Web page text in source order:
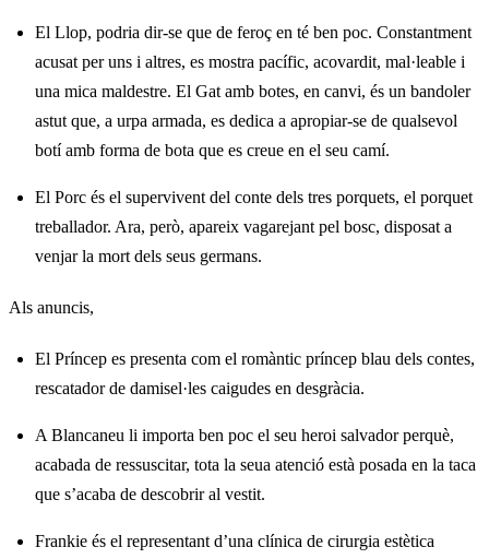
El Llop, podria dir-se que de feroç en té ben poc. Constantment
acusat per uns i altres, es mostra pacífic, acovardit, mal·leable i
una mica maldestre. El Gat amb botes, en canvi, és un bandoler
astut que, a urpa armada, es dedica a apropiar-se de qualsevol
botí amb forma de bota que es creue en el seu camí.
El Porc és el supervivent del conte dels tres porquets, el porquet
treballador. Ara, però, apareix vagarejant pel bosc, disposat a
venjar la mort dels seus germans.
Als anuncis,
El Príncep es presenta com el romàntic príncep blau dels contes,
rescatador de damisel·les caigudes en desgràcia.
A Blancaneu li importa ben poc el seu heroi salvador perquè,
acabada de ressuscitar, tota la seua atenció està posada en la taca
que s’acaba de descobrir al vestit.
Frankie és el representant d’una clínica de cirurgia estètica